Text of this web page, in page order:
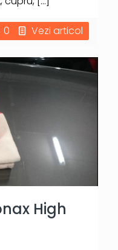
0 Vezi articol
High